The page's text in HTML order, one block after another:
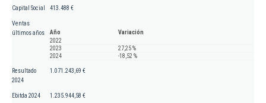
Capital Social 413.488 €
Ventas
últimos años
Año
Variación
2022
2023
27,25 %
2024
-18,52 %
Resultado
2024
1.071.243,69 €
Ebitda 2024 1.235.944,58 €